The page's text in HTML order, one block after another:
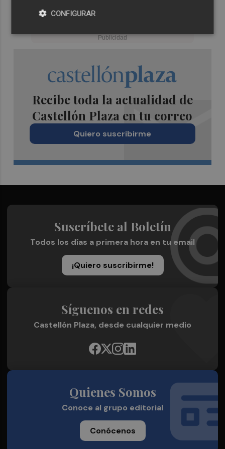
Recibe toda la actualidad de
Castellón Plaza en tu correo
Quiero suscribirme
Suscríbete al Boletín
Todos los días a primera hora en tu email
¡Quiero suscribirme!
Síguenos en redes
Castellón Plaza, desde cualquier medio
Quienes Somos
Conoce al grupo editorial
Conócenos
CONFIGURAR